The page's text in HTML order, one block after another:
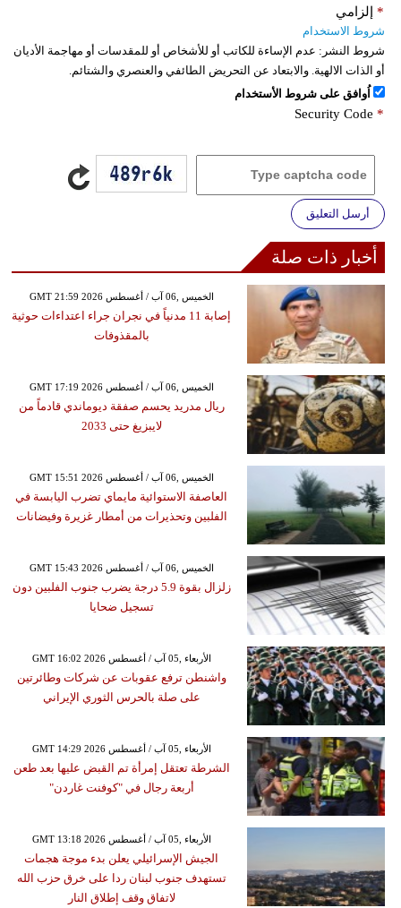
إلزامي *
شروط الاستخدام
شروط النشر: عدم الإساءة للكاتب أو للأشخاص أو للمقدسات أو مهاجمة الأديان
أو الذات الالهية. والابتعاد عن التحريض الطائفي والعنصري والشتائم.
اُوافق على شروط الأستخدام
Security Code *
أرسل التعليق
أخبار ذات صلة
GMT 21:59 2026 الخميس ,06 آب / أغسطس
إصابة 11 مدنياً في نجران جراء اعتداءات حوثية
بالمقذوفات
GMT 17:19 2026 الخميس ,06 آب / أغسطس
ريال مدريد يحسم صفقة ديوماندي قادماً من
لايبزيغ حتى 2033
GMT 15:51 2026 الخميس ,06 آب / أغسطس
العاصفة الاستوائية مايماي تضرب اليابسة في
الفلبين وتحذيرات من أمطار غزيرة وفيضانات
GMT 15:43 2026 الخميس ,06 آب / أغسطس
زلزال بقوة 5.9 درجة يضرب جنوب الفلبين دون
تسجيل ضحايا
GMT 16:02 2026 الأربعاء ,05 آب / أغسطس
واشنطن ترفع عقوبات عن شركات وطائرتين
على صلة بالحرس الثوري الإيراني
GMT 14:29 2026 الأربعاء ,05 آب / أغسطس
الشرطة تعتقل إمرأة تم القبض عليها بعد طعن
أربعة رجال في "كوفنت غاردن"
GMT 13:18 2026 الأربعاء ,05 آب / أغسطس
الجيش الإسرائيلي يعلن بدء موجة هجمات
تستهدف جنوب لبنان ردا على خرق حزب الله
لاتفاق وقف إطلاق النار